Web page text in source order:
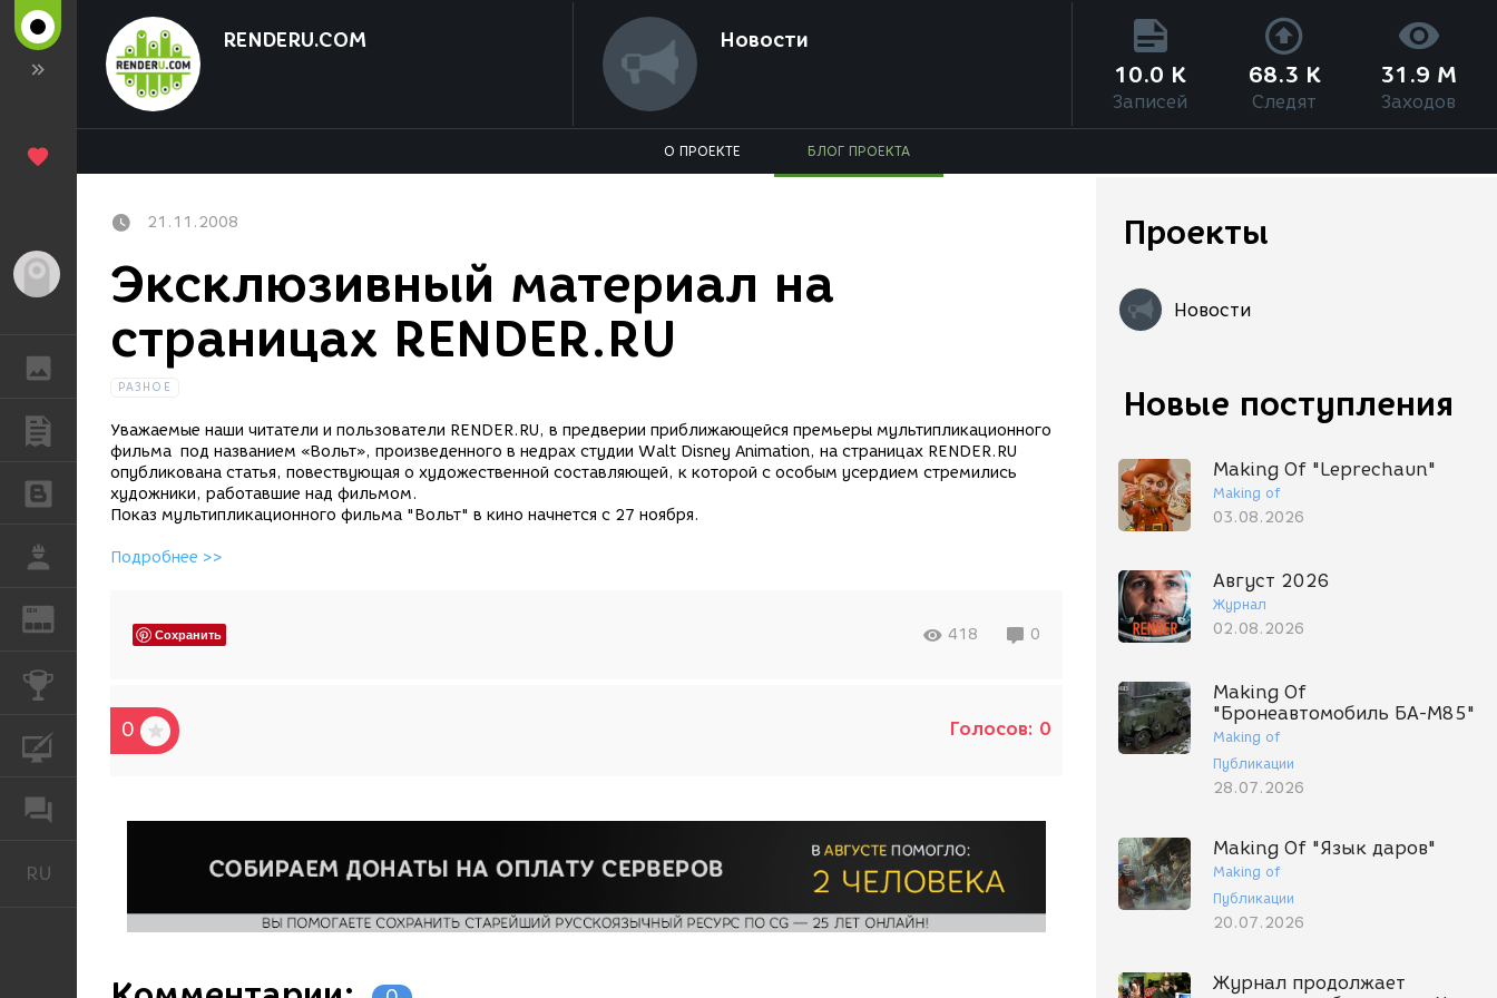
Гость
ПУБЛИКАЦИИ
БЛОГИ
РАБОТА
REN
RU
RENDERU.COM Новости
10.0 K
Записей
68.3 K
Следят
31.9 M
Заходов
О ПРОЕКТЕ БЛОГ ПРОЕКТА
Проекты
Новости
Новые поступления
Making Of "Leprechaun"
Making of
03.08.2026
Август 2026
Журнал
02.08.2026
Making Of
"Бронеавтомобиль БА-М85"
Making of
Публикации
28.07.2026
Making Of "Язык даров"
Making of
Публикации
20.07.2026
Журнал продолжает
21.11.2008
Эксклюзивный материал на
страницах RENDER.RU
РАЗНОЕ
Уважаемые наши читатели и пользователи RENDER.RU, в предверии приближающейся премьеры мультипликационного
фильма под названием «Вольт», произведенного в недрах студии Walt Disney Animation, на страницах RENDER.RU
опубликована статья, повествующая о художественной составляющей, к которой с особым усердием стремились
художники, работавшие над фильмом.
Показ мультипликационного фильма "Вольт" в кино начнется с 27 ноября.
Подробнее >>
Сохранить 418 0
0 Голосов: 0